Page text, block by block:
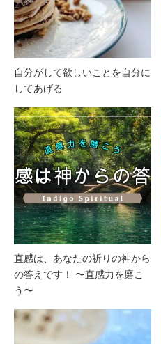
自分がして欲しいことを自分に
してあげる
直感は、あなたの祈りの神から
の答えです！ 〜直感力を磨こ
う〜